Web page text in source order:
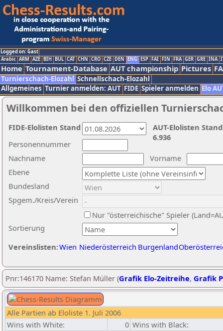
Logged on: Gast
Arabic ARM AZE BIH BUL CAT CHN CRO CZE DEN ENG ESP FAI FIN FRA GER GRE INA
Home Tournament-Database AUT championship Pictures
Turnierschach-Elozahl Schnellschach-Elozahl
Allgemeines Turnier anmelden: AUT FIDE Spieler anmelden Elo
Willkommen bei den offiziellen
Nachname
Vorname
Ebene
Sortierung
Personennummer
Bundesland
Spgem./Kreis/Verein
Nur "österreichische" Spieler
Vereinslisten:Wien Niederösterreich Burgenland
AUT-Elolisten
6.936
FIDE-Elolisten Stand
Pnr:146170 Name: Stefan Müller (Grafik Elo-Zeitreihe, Grafik
Alle Partien ab Eloliste 1. Juli 2006
Wins with White:
0 Wins with Black: